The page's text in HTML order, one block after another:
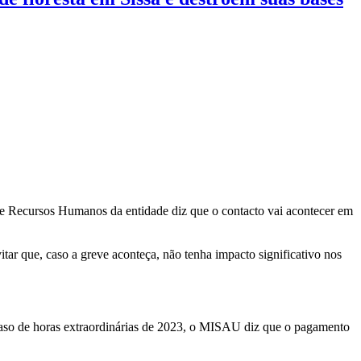
Humanos da entidade diz que o contacto vai acontecer em
que, caso a greve aconteça, não tenha impacto significativo nos
de horas extraordinárias de 2023, o MISAU diz que o pagamento